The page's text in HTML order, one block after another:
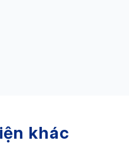
khác